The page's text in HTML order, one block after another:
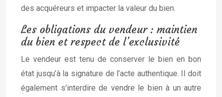
des acquéreurs et impacter la valeur du bien.
Les obligations du vendeur : maintien
du bien et respect de l’exclusivité
Le vendeur est tenu de conserver le bien en bon
état jusqu’à la signature de l’acte authentique. Il doit
également s’interdire de vendre le bien à un autre